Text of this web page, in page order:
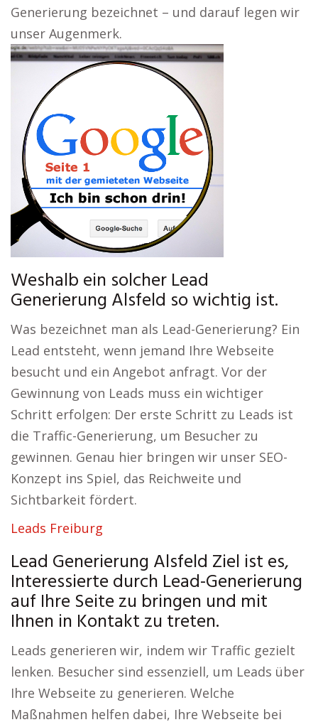
Generierung bezeichnet – und darauf legen wir
unser Augenmerk.
Weshalb ein solcher Lead
Generierung Alsfeld so wichtig ist.
Was bezeichnet man als Lead-Generierung? Ein
Lead entsteht, wenn jemand Ihre Webseite
besucht und ein Angebot anfragt. Vor der
Gewinnung von Leads muss ein wichtiger
Schritt erfolgen: Der erste Schritt zu Leads ist
die Traffic-Generierung, um Besucher zu
gewinnen. Genau hier bringen wir unser SEO-
Konzept ins Spiel, das Reichweite und
Sichtbarkeit fördert.
Leads Freiburg
Lead Generierung Alsfeld Ziel ist es,
Interessierte durch Lead-Generierung
auf Ihre Seite zu bringen und mit
Ihnen in Kontakt zu treten.
Leads generieren wir, indem wir Traffic gezielt
lenken. Besucher sind essenziell, um Leads über
Ihre Webseite zu generieren. Welche
Maßnahmen helfen dabei, Ihre Webseite bei